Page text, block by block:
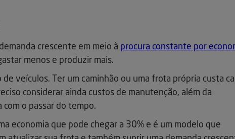
crescente em meio à procura constante por
menos e produzir mais.
veículos. Ter um caminhão ou uma frota própria custa
considerar ainda custos de manutenção, além da
o passar do tempo.
economia que pode chegar a 30% e é um modelo que